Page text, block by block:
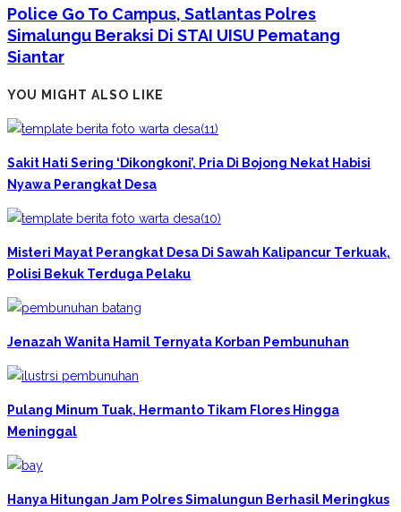
Police Go To Campus, Satlantas Polres
Simalungu Beraksi Di STAI UISU Pematang
Siantar
YOU MIGHT ALSO LIKE
Sakit Hati Sering ‘Dikongkoni’, Pria Di Bojong Nekat Habisi
Nyawa Perangkat Desa
Misteri Mayat Perangkat Desa Di Sawah Kalipancur Terkuak,
Polisi Bekuk Terduga Pelaku
Jenazah Wanita Hamil Ternyata Korban Pembunuhan
Pulang Minum Tuak, Hermanto Tikam Flores Hingga
Meninggal
Hanya Hitungan Jam Polres Simalungun Berhasil Meringkus